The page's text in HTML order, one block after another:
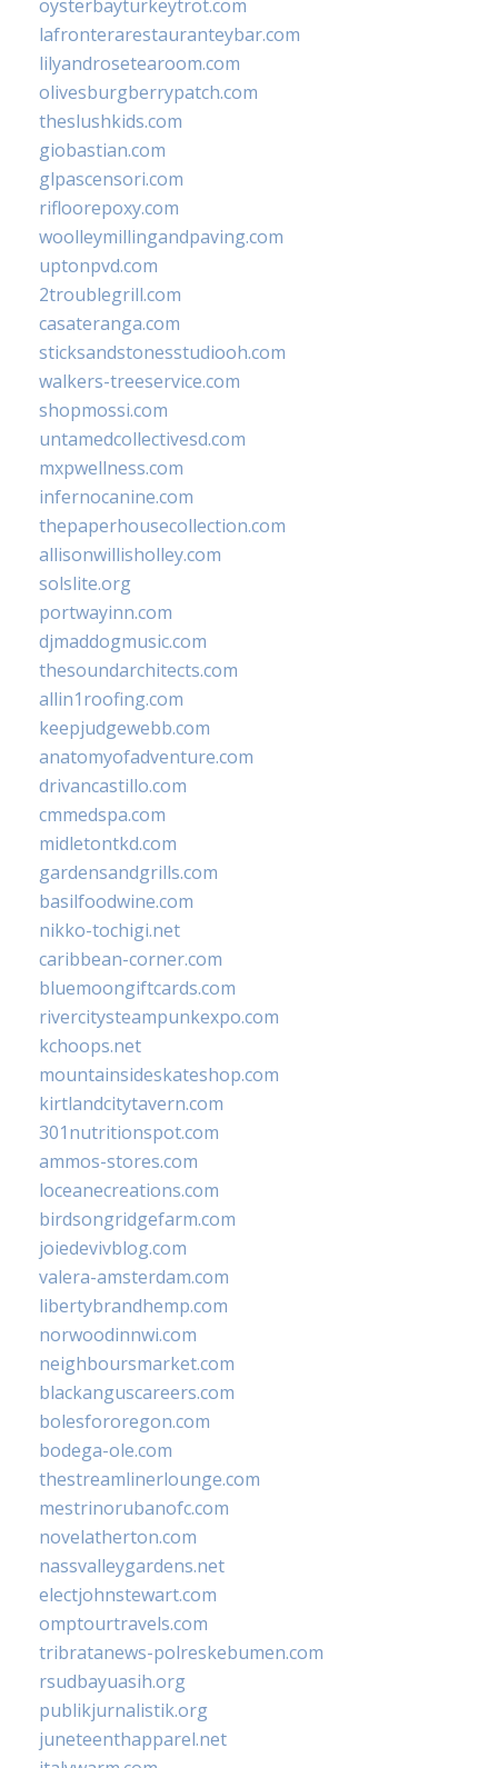
oysterbayturkeytrot.com
lafronterarestauranteybar.com
lilyandrosetearoom.com
olivesburgberrypatch.com
theslushkids.com
giobastian.com
glpascensori.com
rifloorepoxy.com
woolleymillingandpaving.com
uptonpvd.com
2troublegrill.com
casateranga.com
sticksandstonesstudiooh.com
walkers-treeservice.com
shopmossi.com
untamedcollectivesd.com
mxpwellness.com
infernocanine.com
thepaperhousecollection.com
allisonwillisholley.com
solslite.org
portwayinn.com
djmaddogmusic.com
thesoundarchitects.com
allin1roofing.com
keepjudgewebb.com
anatomyofadventure.com
drivancastillo.com
cmmedspa.com
midletontkd.com
gardensandgrills.com
basilfoodwine.com
nikko-tochigi.net
caribbean-corner.com
bluemoongiftcards.com
rivercitysteampunkexpo.com
kchoops.net
mountainsideskateshop.com
kirtlandcitytavern.com
301nutritionspot.com
ammos-stores.com
loceanecreations.com
birdsongridgefarm.com
joiedevivblog.com
valera-amsterdam.com
libertybrandhemp.com
norwoodinnwi.com
neighboursmarket.com
blackanguscareers.com
bolesfororegon.com
bodega-ole.com
thestreamlinerlounge.com
mestrinorubanofc.com
novelatherton.com
nassvalleygardens.net
electjohnstewart.com
omptourtravels.com
tribratanews-polreskebumen.com
rsudbayuasih.org
publikjurnalistik.org
juneteenthapparel.net